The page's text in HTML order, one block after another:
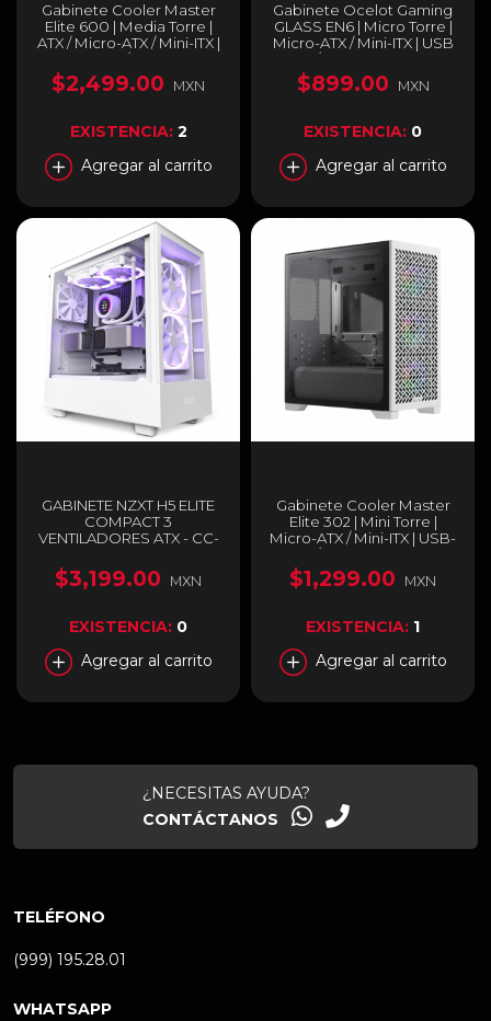
Gabinete Cooler Master
Elite 600 | Media Torre |
ATX / Micro-ATX / Mini-ITX |
USB-C 3.2 / USB-A 3.1 |
Incluye 7 Ventiladores
ARGB | Cristal Templado
Blanco | E600-WGNN-S02
$2,499.00 MXN
EXISTENCIA: 2
Agregar al carrito
Gabinete Ocelot Gaming
GLASS EN6 | Micro Torre |
Micro-ATX / Mini-ITX | USB
2.0 / USB 3.0 | Cristal
Templado | 3 Ventiladores
ARGB Pre-Instalados |
$899.00 MXN
EXISTENCIA: 0
Agregar al carrito
GABINETE NZXT H5 ELITE
COMPACT 3
VENTILADORES ATX - CC-
$3,199.00 MXN
EXISTENCIA: 0
Agregar al carrito
Gabinete Cooler Master
Elite 302 | Mini Torre |
Micro-ATX / Mini-ITX | USB-
C 3.2 / USB-A 3.2 | Cristal
Templado | Incluye 3
Ventiladores ARGB |
$1,299.00 MXN
EXISTENCIA: 1
Agregar al carrito
¿NECESITAS AYUDA?
CONTÁCTANOS
TELÉFONO
(999) 195.28.01
WHATSAPP